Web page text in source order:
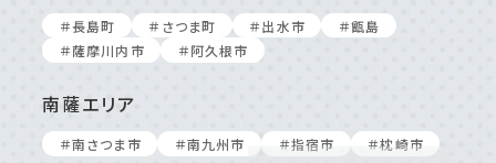
＃⻑島町 ＃さつま町 ＃出⽔市
＃甑島
＃薩摩川内市
＃阿久根市
南薩エリア
＃南さつま市 ＃南九州市 ＃指宿市 ＃枕崎市